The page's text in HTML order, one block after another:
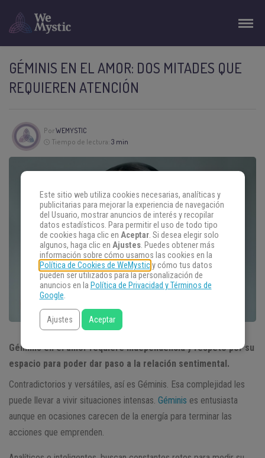
GÉMINIS EN EL AMOR: DOS MITADES QUE
REQUIEREN ATENCIÓN
PorWEMYSTIC
Tiempo de lectura: 3 min
Géminis en el amor requiere independencia y respeto por su
espacio para poder dar paso a la relación sentimental.
Contradictorios y versátiles, así es Géminis. Esa complejidad les
puede llevar a vivir situaciones intensas. Géminis es entusiasta
aunque en ocasiones carecen de la energía para terminar las
acciones que emprenden.
Este sitio web utiliza cookies necesarias, analíticas y
publicitarias para mejorar la experiencia de navegación
del Usuario, mostrar anuncios de interés y recopilar
datos estadísticos. Para permitir el uso de todo tipo
de cookies haga clic en Aceptar. Si desea elegir solo
algunos, haga clic en Ajustes. Puedes obtener más
información sobre cómo usamos las cookies en la
Política de Cookies de WeMysticy cómo tus datos
pueden ser utilizados para la personalización de
anuncios en la Política de Privacidad y Términos de
Google.
Ajustes Aceptar